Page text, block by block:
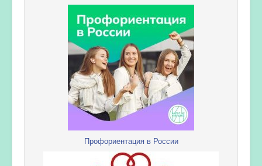
Профориентация в России